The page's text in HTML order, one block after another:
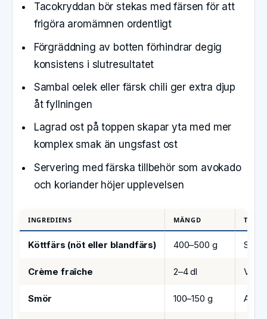
Tacokryddan bör stekas med färsen för att
frigöra aromämnen ordentligt
Förgräddning av botten förhindrar degig
konsistens i slutresultatet
Sambal oelek eller färsk chili ger extra djup
åt fyllningen
Lagrad ost på toppen skapar yta med mer
komplex smak än ungsfast ost
Servering med färska tillbehör som avokado
och koriander höjer upplevelsen
INGREDIENS MÄNGD
Köttfärs (nöt eller blandfärs) 400–500 g Stek
Crème fraîche 2–4 dl Välj
Smör 100–150 g